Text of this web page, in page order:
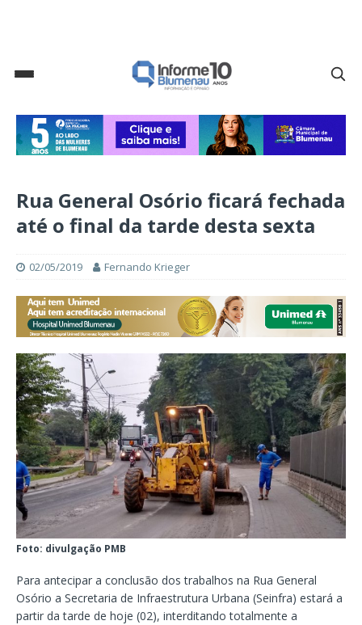
Rua General Osório ficará fechada
até o final da tarde desta sexta
02/05/2019 Fernando Krieger
Foto: divulgação PMB
Para antecipar a conclusão dos trabalhos na Rua General
Osório a Secretaria de Infraestrutura Urbana (Seinfra) estará a
partir da tarde de hoje (02), interditando totalmente a